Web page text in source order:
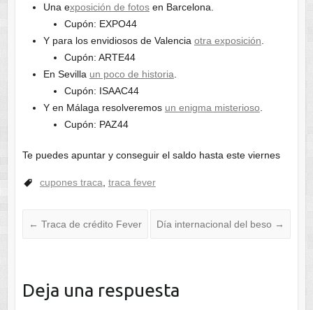
Una exposición de fotosen Barcelona.
Cupón: EXPO44
Y para los envidiosos de Valencia otra exposición
Cupón: ARTE44
En Sevilla un poco de historia
Cupón: ISAAC44
Y en Málaga resolveremos un enigma misterioso
Cupón: PAZ44
Te puedes apuntar y conseguir el saldo hasta este viernes
cupones traca traca fever
← Traca de crédito Fever Día internacional del beso →
Deja una respuesta